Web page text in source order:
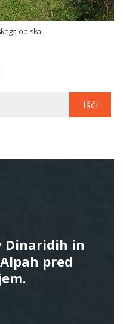
obiska.
Dinaridih in
pred